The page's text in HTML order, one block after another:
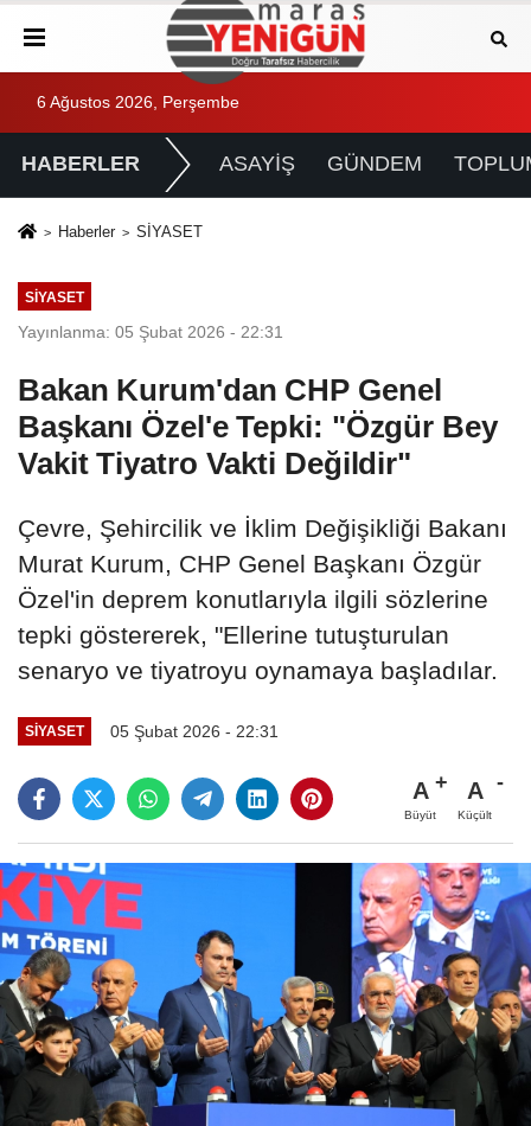
6 Ağustos 2026, Perşembe
HABERLER ASAYİŞ GÜNDEM
Haberler SİYASET
SİYASET
Yayınlanma: 05 Şubat 2026 - 22:31
Bakan Kurum'dan CHP Genel
Başkanı Özel'e Tepki: "Özgür Bey
Vakit Tiyatro Vakti Değildir"
Çevre, Şehircilik ve İklim Değişikliği Bakanı
Murat Kurum, CHP Genel Başkanı Özgür
Özel'in deprem konutlarıyla ilgili sözlerine
tepki göstererek, "Ellerine tutuşturulan
senaryo ve tiyatroyu oynamaya başladılar.
SİYASET 05 Şubat 2026 - 22:31
A
Büyüt
A
Küçült